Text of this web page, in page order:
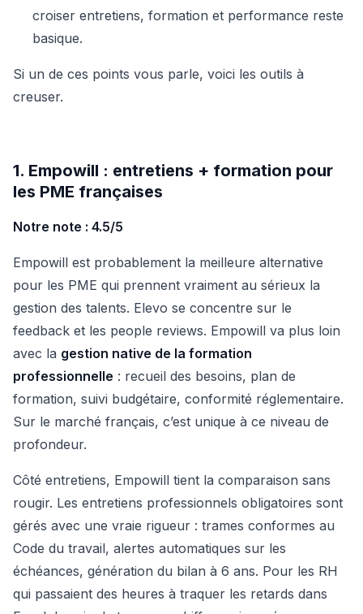
croiser entretiens, formation et performance reste
basique.
Si un de ces points vous parle, voici les outils à
creuser.
1. Empowill : entretiens + formation pour
les PME françaises
Notre note : 4.5/5
Empowill est probablement la meilleure alternative
pour les PME qui prennent vraiment au sérieux la
gestion des talents. Elevo se concentre sur le
feedback et les people reviews. Empowill va plus loin
avec la gestion native de la formation
professionnelle : recueil des besoins, plan de
formation, suivi budgétaire, conformité réglementaire.
Sur le marché français, c’est unique à ce niveau de
profondeur.
Côté entretiens, Empowill tient la comparaison sans
rougir. Les entretiens professionnels obligatoires sont
gérés avec une vraie rigueur : trames conformes au
Code du travail, alertes automatiques sur les
échéances, génération du bilan à 6 ans. Pour les RH
qui passaient des heures à traquer les retards dans